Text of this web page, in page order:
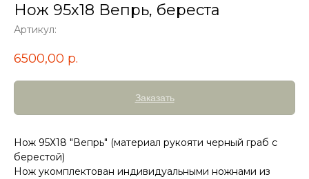
Нож 95х18 Вепрь, береста
Артикул:
6500,00 р.
Заказать
Нож 95Х18 "Вепрь" (материал рукояти черный граб с
берестой)
Нож укомплектован индивидуальными ножнами из